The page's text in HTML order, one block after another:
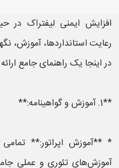
افزایش ایمنی لیفتراک در
رعایت استانداردها، آموزش،
در اینجا یک راهنمای جامع
**1. آموزش و گواهینامه:**
* **آموزش اپراتور:** تمامی
آموزش‌های تئوری و عملی جامع